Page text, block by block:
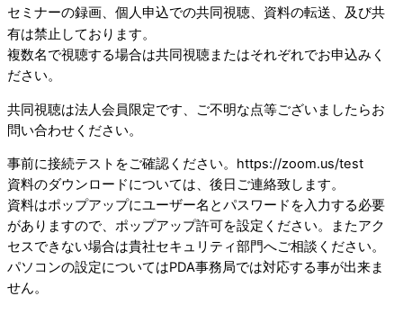
セミナーの録画、個人申込での共同視聴、資料の転送、及び共
有は禁止しております。
複数名で視聴する場合は共同視聴またはそれぞれでお申込みく
ださい。
共同視聴は法人会員限定です、ご不明な点等ございましたらお
問い合わせください。
事前に接続テストをご確認ください。https://zoom.us/test
資料のダウンロードについては、後日ご連絡致します。
資料はポップアップにユーザー名とパスワードを入力する必要
がありますので、ポップアップ許可を設定ください。またアク
セスできない場合は貴社セキュリティ部門へご相談ください。
パソコンの設定についてはPDA事務局では対応する事が出来ま
せん。